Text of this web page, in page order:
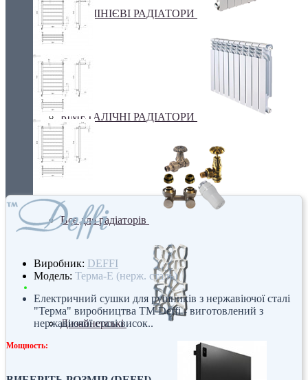
АЛЮМІНІЄВІ РАДІАТОРИ
БІМЕТАЛІЧНІ РАДІАТОРИ
Все для радіаторів
Дизайнерські
Виробник: DEFFI
Модель: Терма-Е (нерж. сталь)
Електричний сушки для рушників з нержавіючої сталі
"Терма" виробництва ТМ Deffi - виготовлений з
нержавіючої сталі висок..
Мощность: